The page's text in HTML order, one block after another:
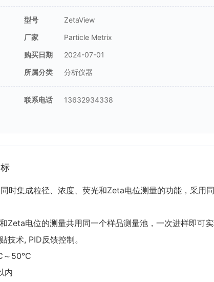
型号 ZetaView
厂家 Particle Metrix
购买日期 2024-07-01
所属分类 分析仪器
联系电话 13632934338
时集成粒径、浓度、荧光和Zeta电位测量的功能，采用
Zeta电位的测量共用同一个样品测量池，一次进样即可
技术, PID反馈控制。
50°C
内